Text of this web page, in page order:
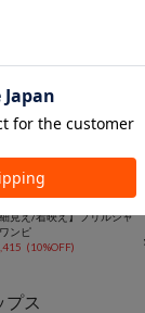
SALE 手洗い可
見え/着映え】フリルシャ
ンピ
(10%OFF)
ス